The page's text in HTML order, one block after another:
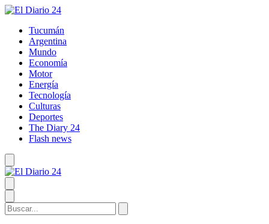
Tucumán
Argentina
Mundo
Economía
Motor
Energía
Tecnología
Culturas
Deportes
The Diary 24
Flash news